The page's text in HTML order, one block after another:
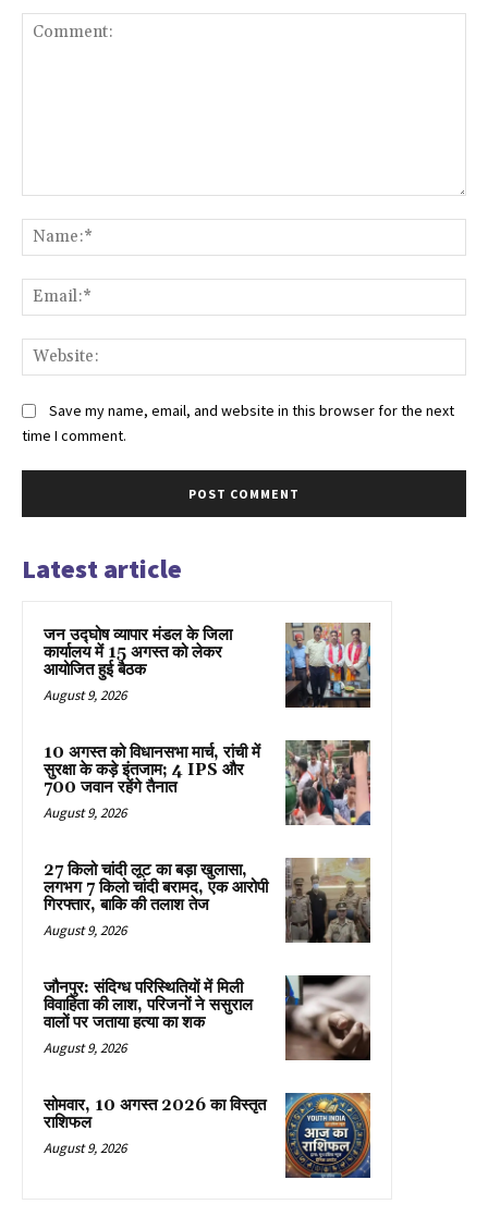
Save my name, email, and website in this browser for the next
time I comment.
Latest article
जन उद्घोष व्यापार मंडल के जिला
कार्यालय में 15 अगस्त को लेकर
आयोजित हुई बैठक
August 9, 2026
10 अगस्त को विधानसभा मार्च, रांची में
सुरक्षा के कड़े इंतजाम; 4 IPS और
700 जवान रहेंगे तैनात
August 9, 2026
27 किलो चांदी लूट का बड़ा खुलासा,
लगभग 7 किलो चांदी बरामद, एक आरोपी
गिरफ्तार, बाकि की तलाश तेज
August 9, 2026
जौनपुर: संदिग्ध परिस्थितियों में मिली
विवाहिता की लाश, परिजनों ने ससुराल
वालों पर जताया हत्या का शक
August 9, 2026
सोमवार, 10 अगस्त 2026 का विस्तृत
राशिफल
August 9, 2026